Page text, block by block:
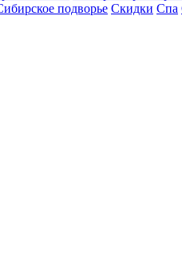
подворье Скидки Спа